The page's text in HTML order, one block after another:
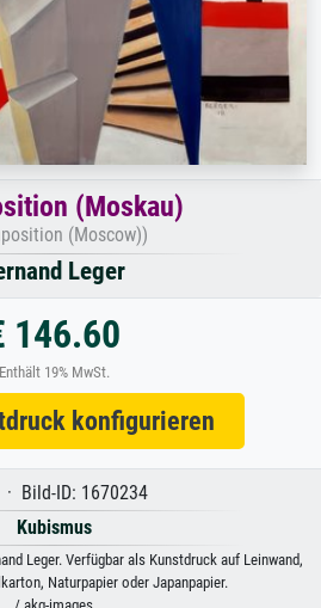
(Moskau)
(Moscow))
Leger
146.60
Enthält 19% MwSt.
konfigurieren
Bild-ID: 1670234
Kubismus
Leger. Verfügbar als Kunstdruck auf Leinwand,
Naturpapier oder Japanpapier.